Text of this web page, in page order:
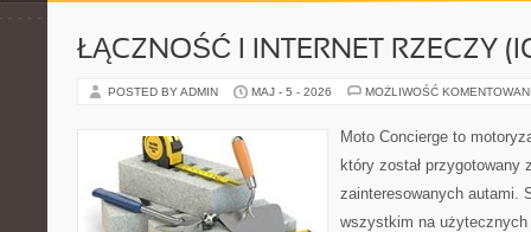
ŁĄCZNOŚĆ I INTERNET RZECZY
POSTED BY ADMIN MAJ - 5 - 2026 MOŻLIWOŚĆ
Moto Concierge to
który został przygotowany
zainteresowanych autami.
wszystkim na